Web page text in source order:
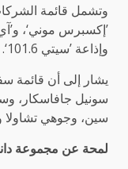
وتشمل قائمة
’إكسبرس موني‘،
وإذاعة ’سيتي 101.6‘.
يشار إلى أن قائمة
سونيل جافاسكار،
سين، وجوهي تشاولا
لمحة عن مجموعة